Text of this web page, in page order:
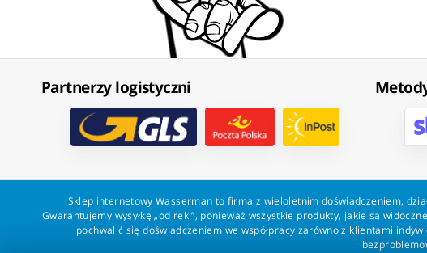
Partnerzy logistyczni
Sklep internetowy Wasserman to firma z wieloletnim doświadczeniem,
Gwarantujemy wysyłkę „od ręki”, ponieważ wszystkie produkty, jakie są
pochwalić się doświadczeniem we współpracy zarówno z klientami